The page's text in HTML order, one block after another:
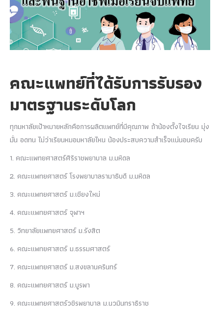
คณะแพทย์ที่ได้รับการรับรอง
มาตรฐานระดับโลก
ทุกมหาลัยเป้าหมายหลักคือการผลิตแพทย์ที่มีคุณภาพ ถ้าน้องตั้งใจเรียน มุ่ง
มั่น อดทน ไม่ว่าเรียนหมอมหาลัยไหน น้องประสบความสำเร็จแน่นอนครับ
1. คณะแพทยศาสตร์ศิริราชพยาบาล ม.มหิดล
2. คณะแพทยศาสตร์ โรงพยาบาลรามาธิบดี ม.มหิดล
3. คณะแพทยศาสตร์ ม.เชียงใหม่
4. คณะแพทยศาสตร์ จุฬาฯ
5. วิทยาลัยแพทยศาสตร์ ม.รังสิต
6. คณะแพทยศาสตร์ ม.ธรรมศาสตร์
7. คณะแพทยศาสตร์ ม.สงขลานครินทร์
8. คณะแพทยศาสตร์ ม.บูรพา
9. คณะแพทยศาสตร์วชิรพยาบาล ม.นวมินทราธิราช